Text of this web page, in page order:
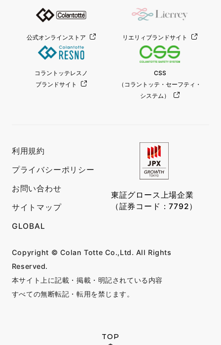
公式オンラインストア リエリィブランドサイト
コラントッテレスノ
ブランドサイト
CSS
（コラントッテ・セーフティ・
システム）
利用規約
プライバシーポリシー
お問い合わせ
サイトマップ
GLOBAL
Copyright © Colan Totte Co.,Ltd. All Rights
Reserved.
本サイト上に記載・掲載・明記されている内容
すべての無断転記・転用を禁じます。
東証グロース上場企業
（証券コード：7792）
TOP